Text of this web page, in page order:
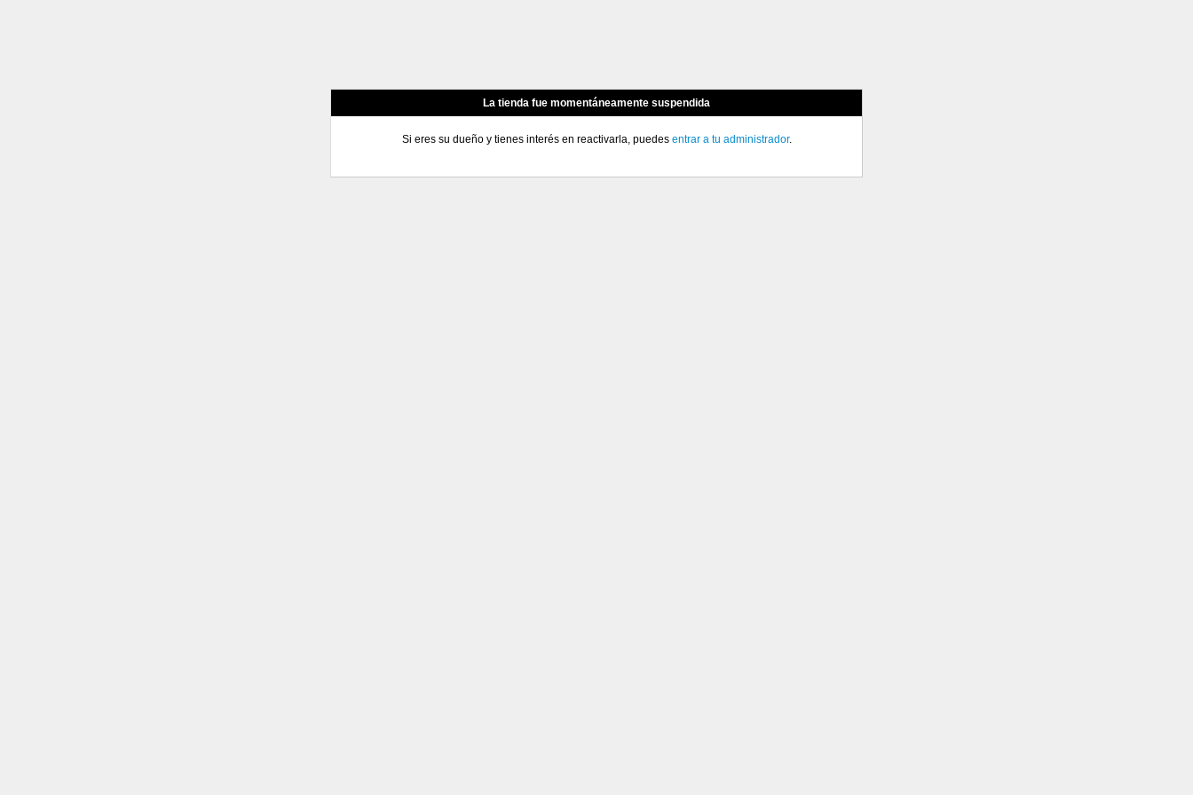
La tienda fue momentáneamente suspendida
Si eres su dueño y tienes interés en reactivarla, puedes entrar a tu administrador.